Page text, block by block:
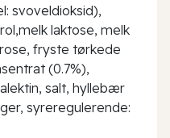
svoveldioksid),
laktose, melk
fryste tørkede
(0.7%),
salt, hyllebær
syreregulerende: